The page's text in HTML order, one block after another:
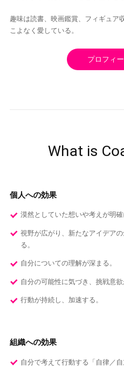
趣味は読書、映画鑑賞、フィギュア
こよなく愛している。
プロフィ
What is
個人への効果
漠然としていた想いや考えが明確
視野が広がり、新たなアイデア
る。
自分についての理解が深まる。
自分の可能性に気づき、挑戦意欲
行動が持続し、加速する。
組織への効果
自分で考えて行動する「自律／